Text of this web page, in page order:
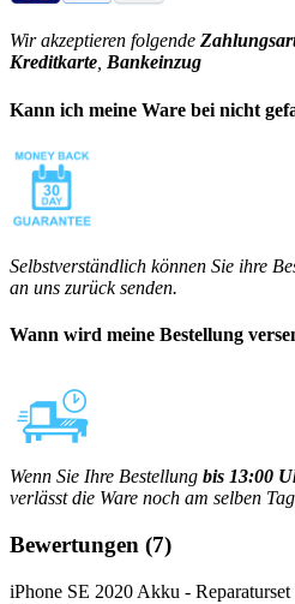
Wir akzeptieren folgende
Kreditkarte Bankeinzug
Kann ich meine Ware bei nicht
Selbstverständlich können Sie ihre
an uns zurück senden.
Wann wird meine Bestellung
Wenn Sie Ihre Bestellung bis 13:00
verlässt die Ware noch am selben
Bewertungen (7)
iPhone SE 2020 Akku - Reparaturset